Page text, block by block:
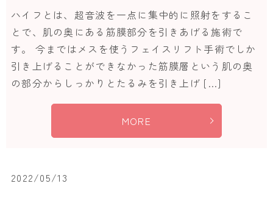
ハイフとは、超音波を一点に集中的に照射をするこ
とで、肌の奥にある筋膜部分を引きあげる施術で
す。 今まではメスを使うフェイスリフト手術でしか
引き上げることができなかった筋膜層という肌の奥
の部分からしっかりとたるみを引き上げ […]
MORE
2022/05/13